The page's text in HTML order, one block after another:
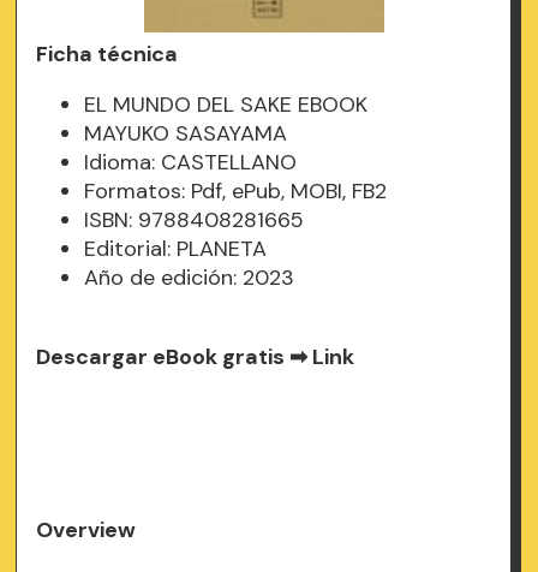
Ficha técnica
EL MUNDO DEL SAKE EBOOK
MAYUKO SASAYAMA
Idioma: CASTELLANO
Formatos: Pdf, ePub, MOBI, FB2
ISBN: 9788408281665
Editorial: PLANETA
Año de edición: 2023
Descargar eBook gratis ➡Link
Overview